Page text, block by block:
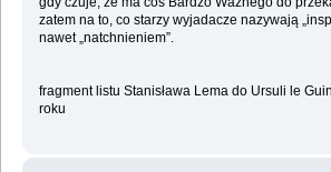
zatem na to, co starzy wyjadacze nazywają
nawet „natchnieniem”.
fragment listu Stanisława Lema do Ursuli le
roku